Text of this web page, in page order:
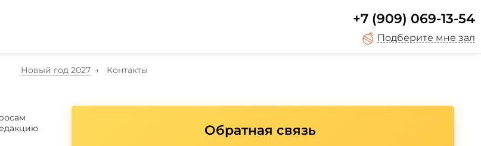
+7 (909) 069-13-54
Подберите мне зал
Новый год 2027 Контакты
Обратная связь